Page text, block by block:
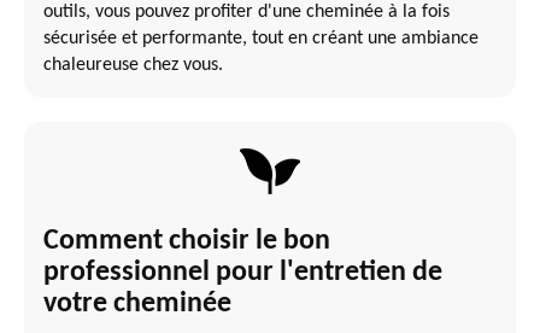
outils, vous pouvez profiter d'une cheminée à la fois
sécurisée et performante, tout en créant une ambiance
chaleureuse chez vous.
Comment choisir le bon
professionnel pour l'entretien de
votre cheminée